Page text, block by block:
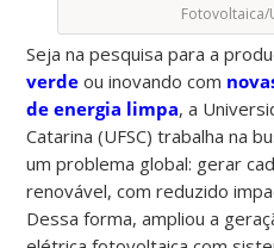
Fotovoltaica/
Seja na pesquisa para a
verde ou inovando com
de energia limpa, a
Catarina (UFSC) trabalha na
um problema global: gerar
renovável, com reduzido
Dessa forma, ampliou a